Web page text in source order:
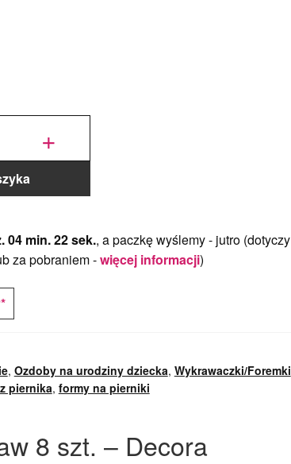
+
04 min. 21 sek., a paczkę wyślemy - jutro(dotyczy
za pobraniem -więcej informacji)
, Ozdoby na urodziny dziecka, Wykrawaczki/Foremki
piernika, formy na pierniki
8 szt. – Decora